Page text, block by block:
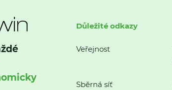
Důležité odkazy
Veřejnost
Sběrná síť